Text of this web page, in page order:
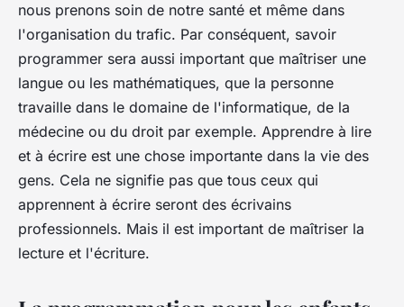
nous prenons soin de notre santé et même dans
l'organisation du trafic. Par conséquent, savoir
programmer sera aussi important que maîtriser une
langue ou les mathématiques, que la personne
travaille dans le domaine de l'informatique, de la
médecine ou du droit par exemple. Apprendre à lire
et à écrire est une chose importante dans la vie des
gens. Cela ne signifie pas que tous ceux qui
apprennent à écrire seront des écrivains
professionnels. Mais il est important de maîtriser la
lecture et l'écriture.